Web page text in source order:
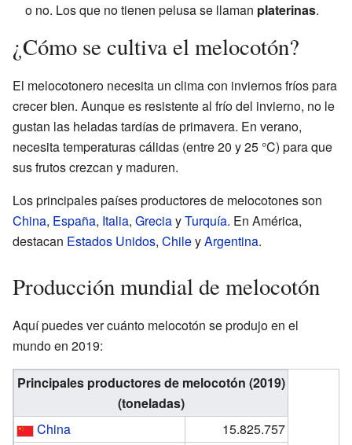
o no. Los que no tienen pelusa se llaman platerinas.
¿Cómo se cultiva el melocotón?
El melocotonero necesita un clima con inviernos fríos para
crecer bien. Aunque es resistente al frío del invierno, no le
gustan las heladas tardías de primavera. En verano,
necesita temperaturas cálidas (entre 20 y 25 °C) para que
sus frutos crezcan y maduren.
Los principales países productores de melocotones son
China, España, Italia, GreciayTurquía. En América,
destacan Estados Unidos, ChileyArgentina.
Producción mundial de melocotón
Aquí puedes ver cuánto melocotón se produjo en el
mundo en 2019:
Principales productores de melocotón (2019)
(toneladas)
China
15.825.757